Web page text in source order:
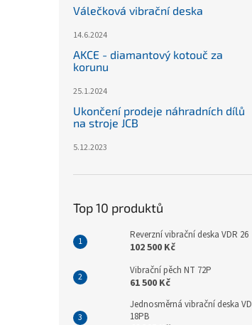
Válečková vibrační deska
14.6.2024
AKCE - diamantový kotouč za
korunu
25.1.2024
Ukončení prodeje náhradních dílů
na stroje JCB
5.12.2023
Top 10 produktů
Reverzní vibrační deska VDR 26
102 500 Kč
Vibrační pěch NT 72P
61 500 Kč
Jednosměrná vibrační deska VD
18PB